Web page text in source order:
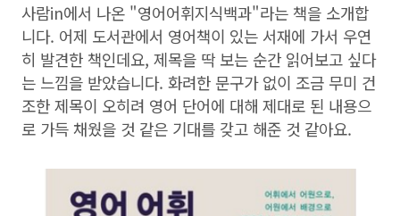
사람in에서 나온 "영어어휘지식백과"라는 책을 소개합
니다. 어제 도서관에서 영어책이 있는 서재에 가서 우연
히 발견한 책인데요, 제목을 딱 보는 순간 읽어보고 싶다
는 느낌을 받았습니다. 화려한 문구가 없이 조금 무미 건
조한 제목이 오히려 영어 단어에 대해 제대로 된 내용으
로 가득 채웠을 것 같은 기대를 갖고 해준 것 같아요.